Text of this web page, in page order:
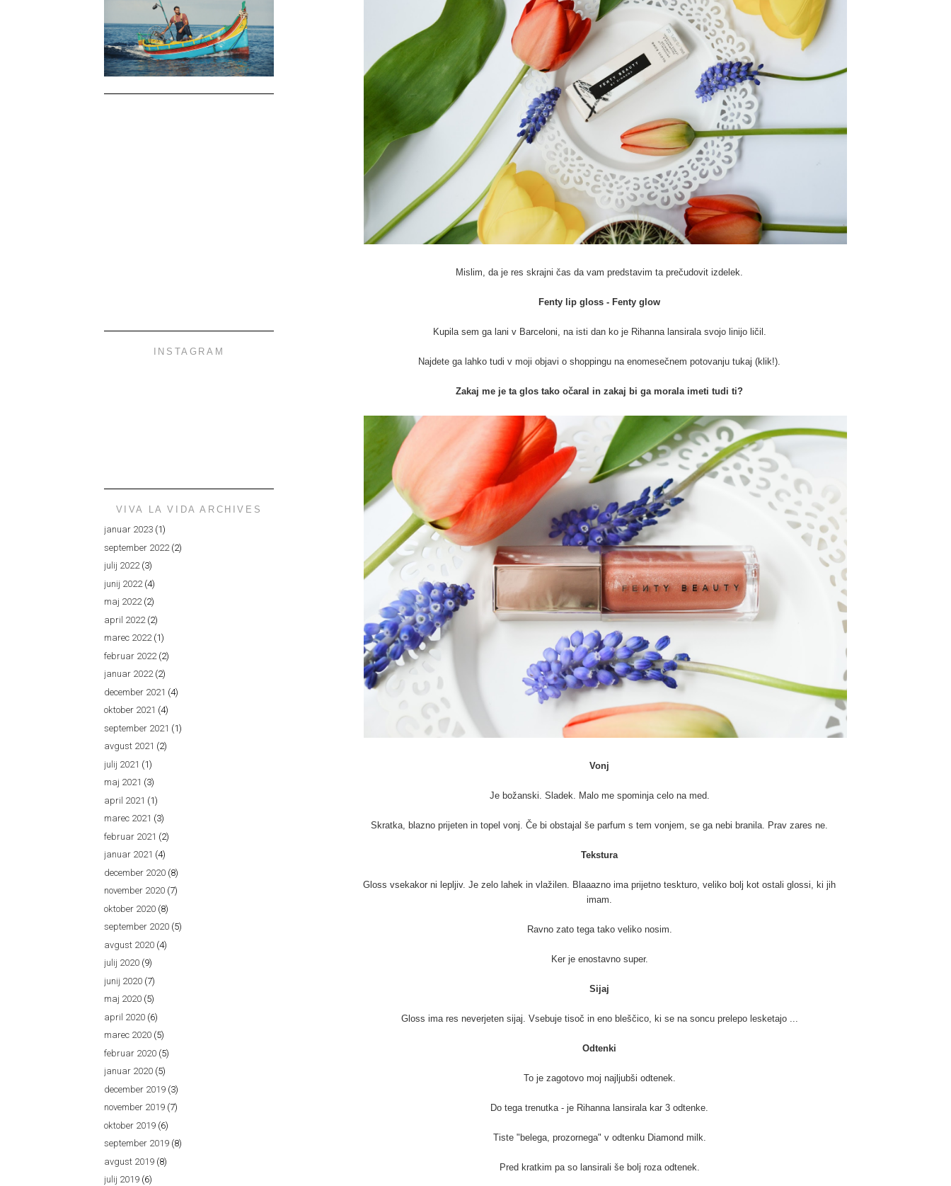
Mislim, da je res skrajni čas da vam predstavim ta prečudovit izdelek.
Fenty lip gloss - Fenty glow
Kupila sem ga lani v Barceloni, na isti dan ko je Rihanna lansirala svojo linijo ličil.
Najdete ga lahko tudi v moji objavi o shoppingu na enomesečnem potovanju tukaj (klik!).
Zakaj me je ta glos tako očaral in zakaj bi ga morala imeti tudi ti?
Vonj
Je božanski. Sladek. Malo me spominja celo na med.
Skratka, blazno prijeten in topel vonj. Če bi obstajal še parfum s tem vonjem, se ga nebi branila. Prav zares ne.
Tekstura
Gloss vsekakor ni lepljiv. Je zelo lahek in vlažilen. Blaaazno ima prijetno teskturo, veliko bolj kot ostali glossi, ki jih
imam.
Ravno zato tega tako veliko nosim.
Ker je enostavno super.
Sijaj
Gloss ima res neverjeten sijaj. Vsebuje tisoč in eno bleščico, ki se na soncu prelepo lesketajo ...
Odtenki
To je zagotovo moj najljubši odtenek.
Do tega trenutka - je Rihanna lansirala kar 3 odtenke.
Tiste "belega, prozornega" v odtenku Diamond milk.
Pred kratkim pa so lansirali še bolj roza odtenek.
INSTAGRAM
VIVA LA VIDA ARCHIVES
januar 2023 (1)
september 2022 (2)
julij 2022(3)
junij 2022 (4)
maj 2022(2)
april 2022 (2)
marec 2022(1)
februar 2022 (2)
januar 2022(2)
december 2021 (4)
oktober 2021 (4)
september 2021 (1)
avgust 2021 (2)
julij 2021 (1)
maj 2021 (3)
april 2021 (1)
marec 2021 (3)
februar 2021 (2)
januar 2021 (4)
december 2020 (8)
november 2020 (7)
oktober 2020 (8)
september 2020 (5)
avgust 2020 (4)
julij 2020 (9)
junij 2020 (7)
maj 2020 (5)
april 2020 (6)
marec 2020 (5)
februar 2020 (5)
januar 2020 (5)
december 2019 (3)
november 2019 (7)
oktober 2019 (6)
september 2019 (8)
avgust 2019 (8)
julij 2019 (6)